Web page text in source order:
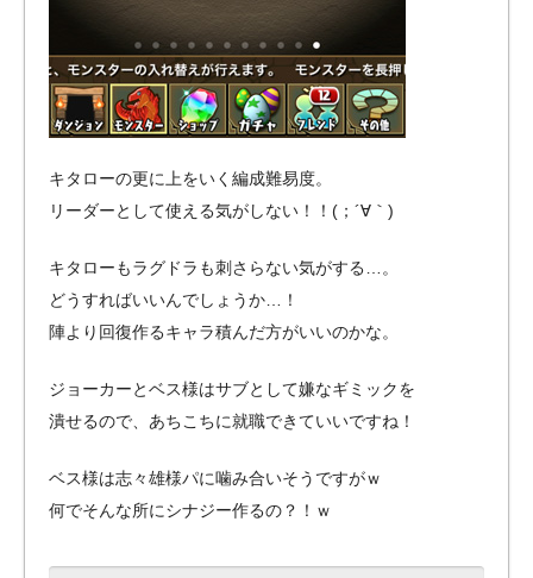
キタローの更に上をいく編成難易度。
リーダーとして使える気がしない！！(；´∀｀)
キタローもラグドラも刺さらない気がする…。
どうすればいいんでしょうか…！
陣より回復作るキャラ積んだ方がいいのかな。
ジョーカーとベス様はサブとして嫌なギミックを
潰せるので、あちこちに就職できていいですね！
ベス様は志々雄様パに噛み合いそうですがｗ
何でそんな所にシナジー作るの？！ｗ